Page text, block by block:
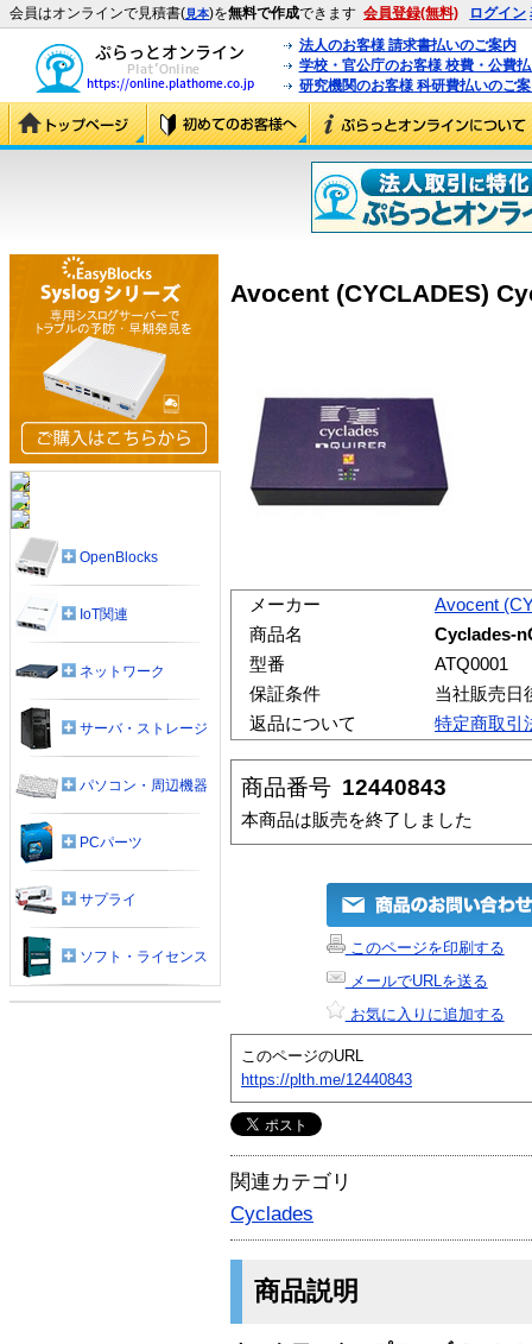
会員はオンラインで見積書(見本)を無料で作成できます 会員登録(無料) ログイン
法人のお客様 請求書払いのご案内
学校・官公庁のお客様 校費・公費
研究機関のお客様 科研費払いのご
Avocent (CYCLADES)
メーカー
Avocent
商品名
Cyclades-
型番
ATQ0001
保証条件
当社販売日
返品について
特定商取引
商品番号 12440843
本商品は販売を終了しました
このページを印刷する
メールでURLを送る
お気に入りに追加する
このページのURL
https://plth.me/12440843
関連カテゴリ
Cyclades
商品説明
OpenBlocks
IoT関連
ネットワーク
サーバ・ストレージ
パソコン・周辺機器
PCパーツ
サプライ
ソフト・ライセンス